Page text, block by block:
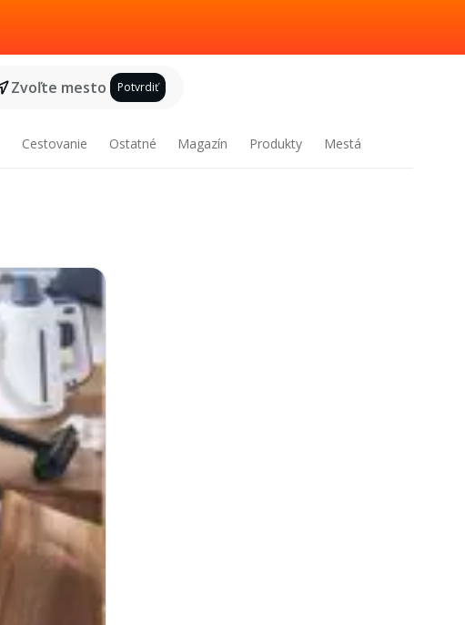
Zvoľte mesto Potvrdiť
Cestovanie Ostatné Magazín Produkty Mestá